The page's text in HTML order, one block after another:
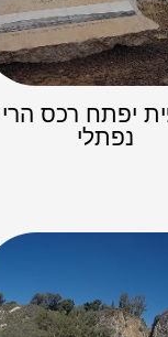
יפתח רכס הרי
נפתלי